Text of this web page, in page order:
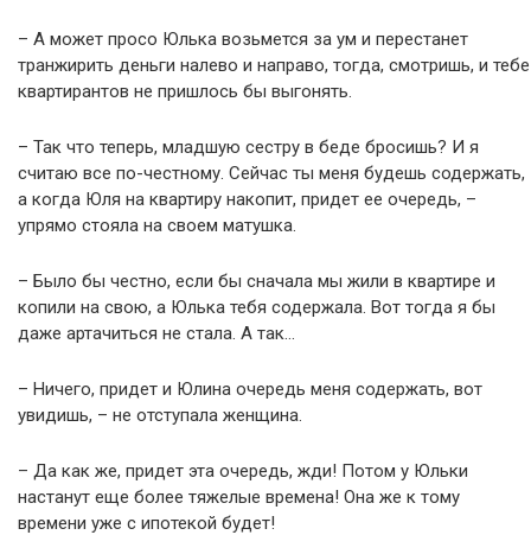
– А может просо Юлька возьмется за ум и перестанет
транжирить деньги налево и направо, тогда, смотришь, и тебе
квартирантов не пришлось бы выгонять.
– Так что теперь, младшую сестру в беде бросишь? И я
считаю все по-честному. Сейчас ты меня будешь содержать,
а когда Юля на квартиру накопит, придет ее очередь, –
упрямо стояла на своем матушка.
– Было бы честно, если бы сначала мы жили в квартире и
копили на свою, а Юлька тебя содержала. Вот тогда я бы
даже артачиться не стала. А так…
– Ничего, придет и Юлина очередь меня содержать, вот
увидишь, – не отступала женщина.
– Да как же, придет эта очередь, жди! Потом у Юльки
настанут еще более тяжелые времена! Она же к тому
времени уже с ипотекой будет!